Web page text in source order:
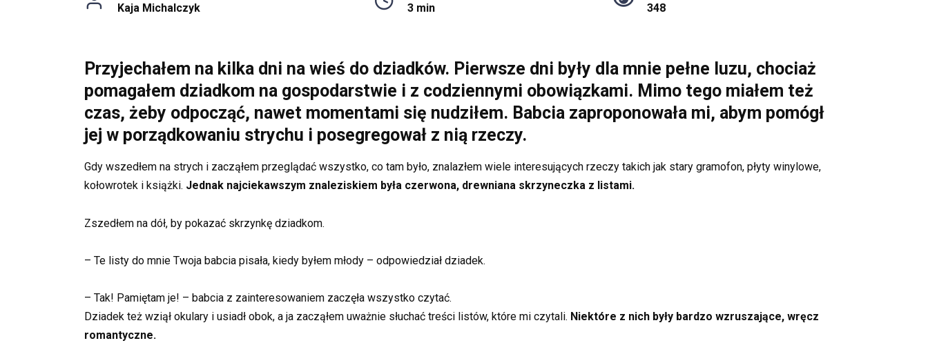
Kaja Michalczyk 3 min 348
Przyjechałem na kilka dni na wieś do dziadków. Pierwsze dni były dla mnie pełne luzu, chociaż
pomagałem dziadkom na gospodarstwie i z codziennymi obowiązkami. Mimo tego miałem też
czas, żeby odpocząć, nawet momentami się nudziłem. Babcia zaproponowała mi, abym pomógł
jej w porządkowaniu strychu i posegregował z nią rzeczy.
Gdy wszedłem na strych i zacząłem przeglądać wszystko, co tam było, znalazłem wiele interesujących rzeczy takich jak stary gramofon, płyty winylowe,
kołowrotek i książki. Jednak najciekawszym znaleziskiem była czerwona, drewniana skrzyneczka z listami.
Zszedłem na dół, by pokazać skrzynkę dziadkom.
– Te listy do mnie Twoja babcia pisała, kiedy byłem młody – odpowiedział dziadek.
– Tak! Pamiętam je! – babcia z zainteresowaniem zaczęła wszystko czytać.
Dziadek też wziął okulary i usiadł obok, a ja zacząłem uważnie słuchać treści listów, które mi czytali. Niektóre z nich były bardzo wzruszające, wręcz
romantyczne.